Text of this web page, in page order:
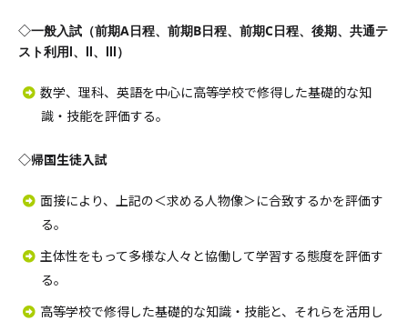
◇一般入試（前期A日程、前期B日程、前期C日程、後期、共通テ
スト利用Ⅰ、Ⅱ、Ⅲ）
数学、理科、英語を中心に高等学校で修得した基礎的な知
識・技能を評価する。
◇帰国生徒入試
面接により、上記の＜求める人物像＞に合致するかを評価す
る。
主体性をもって多様な人々と協働して学習する態度を評価す
る。
高等学校で修得した基礎的な知識・技能と、それらを活用し